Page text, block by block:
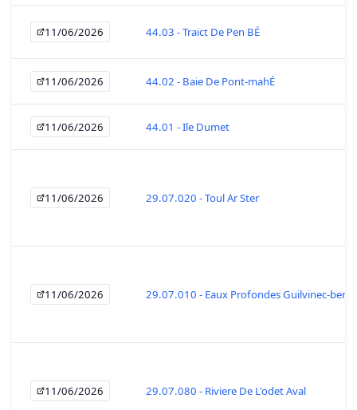
11/06/2026 44.03 - Traict De Pen BÉ
11/06/2026 44.02 - Baie De Pont-mahÉ
11/06/2026 44.01 - Ile Dumet
11/06/2026 29.07.020 - Toul Ar Ster
11/06/2026 29.07.010 - Eaux Profondes Guilvinec-
11/06/2026 29.07.080 - Riviere De L'odet Aval